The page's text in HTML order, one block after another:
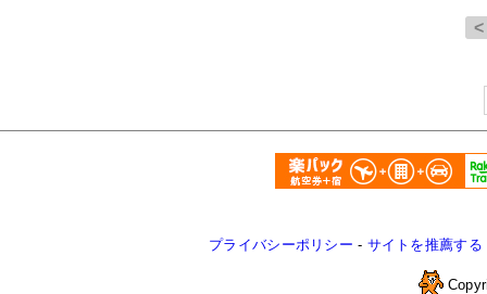
プライバシーポリシー - サイトを推薦する